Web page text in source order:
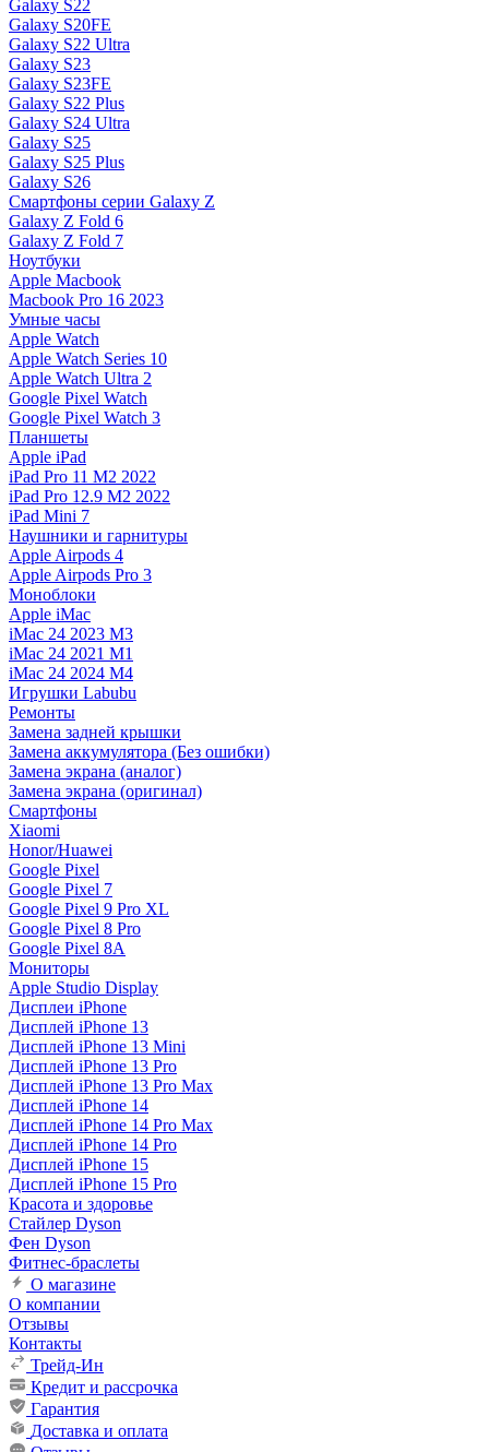
Galaxy S22
Galaxy S20FE
Galaxy S22 Ultra
Galaxy S23
Galaxy S23FE
Galaxy S22 Plus
Galaxy S24 Ultra
Galaxy S25
Galaxy S25 Plus
Galaxy S26
Смартфоны серии Galaxy Z
Galaxy Z Fold 6
Galaxy Z Fold 7
Ноутбуки
Apple Macbook
Macbook Pro 16 2023
Умные часы
Apple Watch
Apple Watch Series 10
Apple Watch Ultra 2
Google Pixel Watch
Google Pixel Watch 3
Планшеты
Apple iPad
iPad Pro 11 M2 2022
iPad Pro 12.9 M2 2022
iPad Mini 7
Наушники и гарнитуры
Apple Airpods 4
Apple Airpods Pro 3
Моноблоки
Apple iMac
iMac 24 2023 M3
iMac 24 2021 M1
iMac 24 2024 M4
Игрушки Labubu
Ремонты
Замена задней крышки
Замена аккумулятора (Без ошибки)
Замена экрана (аналог)
Замена экрана (оригинал)
Смартфоны
Xiaomi
Honor/Huawei
Google Pixel
Google Pixel 7
Google Pixel 9 Pro XL
Google Pixel 8 Pro
Google Pixel 8A
Мониторы
Apple Studio Display
Дисплеи iPhone
Дисплей iPhone 13
Дисплей iPhone 13 Mini
Дисплей iPhone 13 Pro
Дисплей iPhone 13 Pro Max
Дисплей iPhone 14
Дисплей iPhone 14 Pro Max
Дисплей iPhone 14 Pro
Дисплей iPhone 15
Дисплей iPhone 15 Pro
Красота и здоровье
Стайлер Dyson
Фен Dyson
Фитнес-браслеты
О магазине
О компании
Отзывы
Контакты
Трейд-Ин
Кредит и рассрочка
Гарантия
Доставка и оплата